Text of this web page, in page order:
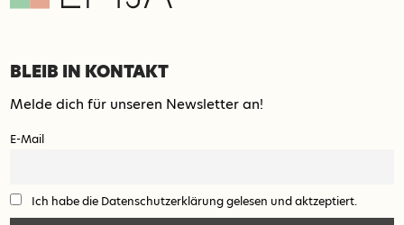
BLEIB IN KONTAKT
Melde dich für unseren Newsletter an!
E-Mail
Ich habe die Datenschutzerklärung gelesen und aktzeptiert.